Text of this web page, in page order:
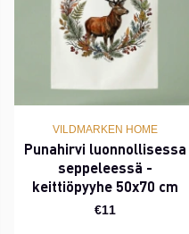
VILDMARKEN HOME
Punahirvi luonnollisessa
seppeleessä -
keittiöpyyhe 50x70 cm
€11